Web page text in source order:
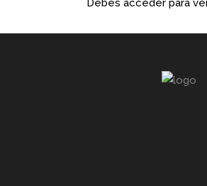
Debes acceder para